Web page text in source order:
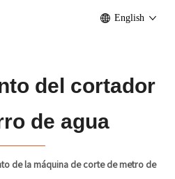
English
del cortador
de agua
de la máquina de corte de metro de